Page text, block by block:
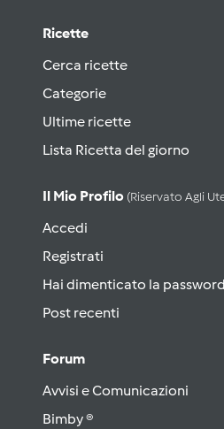
Ricette
Cerca ricette
Categorie
Ultime ricette
Lista Ricetta del giorno
Il Mio Profilo (riservato Agli
Accedi
Registrati
Hai dimenticato la
Post recenti
Forum
Avvisi e Comunicazioni
Bimby ®